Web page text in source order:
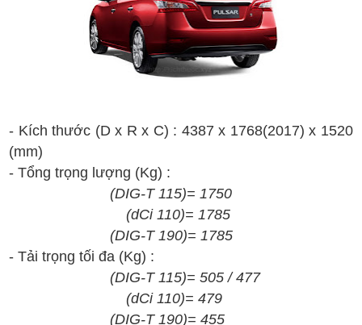
- Kích thước (D x R x C) : 4387 x 1768(2017) x 1520
(mm)
- Tổng trọng lượng (Kg) :
(DIG-T 115)= 1750
(dCi 110)= 1785
(DIG-T 190)= 1785
- Tải trọng tốiđa (Kg) :
(DIG-T 115)=505 / 477
(dCi 110)=479
(DIG-T 190)=455